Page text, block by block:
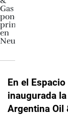
En el
inaugurada
Argentina Oil